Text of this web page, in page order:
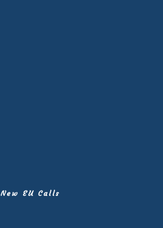
New EU Calls